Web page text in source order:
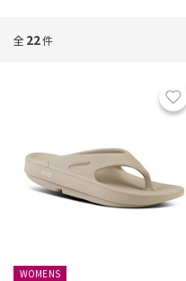
全 22件
WOMENS